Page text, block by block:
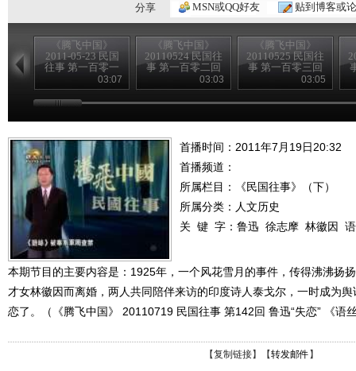
分享
MSN或QQ好友 贴到博客或
《腾飞中国》
2011-05-23 民国
往事 第一百零一
03:07
《腾飞中国》
20110524 民国往
事 第一百零二回
中共的一大
（下）
03:03
《腾飞中国》
20110525 民国往
事 第一百零三回
海员大罢工03:05
首播时间：2011年7月19日20:32
首播频道：
所属栏目：
《民国往事》（下）
所属分类：人文历史
关 键 字： 鲁迅 徐志摩 林徽因
本期节目的主要内容是：1925年，一个风花雪月的事件，传得沸沸扬
才女林徽因而离婚，两人共同陪伴来访的印度诗人泰戈尔，一时成为
恋了。（《腾飞中国》 20110719 民国往事 第142回 鲁迅“失恋” 《语
【复制链接】【转发邮件 】